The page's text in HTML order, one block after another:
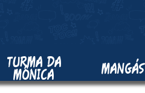
TURMA DA
MÔNICA MANGÁS